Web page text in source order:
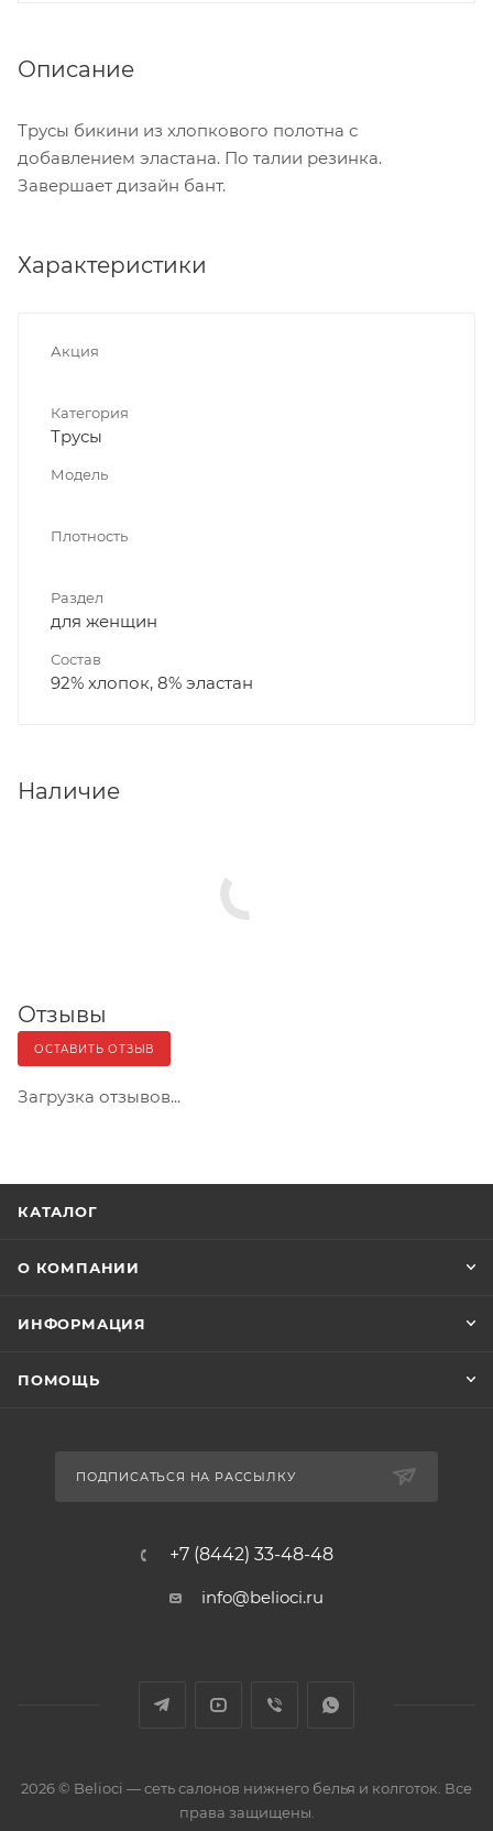
Описание
Трусы бикини из хлопкового полотна с
добавлением эластана. По талии резинка.
Завершает дизайн бант.
Характеристики
Акция
Категория
Трусы
Модель
Плотность
Раздел
для женщин
Состав
92% хлопок, 8% эластан
Наличие
Отзывы
ОСТАВИТЬ ОТЗЫВ
Загрузка отзывов...
КАТАЛОГ
О КОМПАНИИ
ИНФОРМАЦИЯ
ПОМОЩЬ
ПОДПИСАТЬСЯ НА РАССЫЛКУ
+7 (8442) 33-48-48
info@belioci.ru
2026 © Belioci — сеть салонов нижнего белья и колготок. Все
права защищены.